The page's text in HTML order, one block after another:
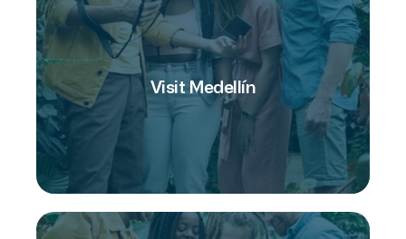
Visit Medellín
Visit Medellín
Un ecosistema digital de marketing turístico,
con enfoque transaccional, enfocado en
promover experiencias específicas, conectar
con aliados estratégicos y facilitar la
planeación de viajes por parte del turista.